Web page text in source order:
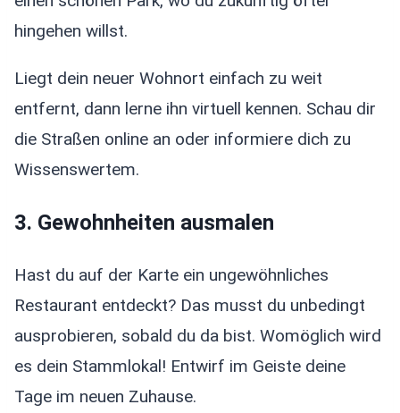
hingehen willst.
Liegt dein neuer Wohnort einfach zu weit
entfernt, dann lerne ihn virtuell kennen. Schau dir
die Straßen online an oder informiere dich zu
Wissenswertem.
3. Gewohnheiten ausmalen
Hast du auf der Karte ein ungewöhnliches
Restaurant entdeckt? Das musst du unbedingt
ausprobieren, sobald du da bist. Womöglich wird
es dein Stammlokal! Entwirf im Geiste deine
Tage im neuen Zuhause.